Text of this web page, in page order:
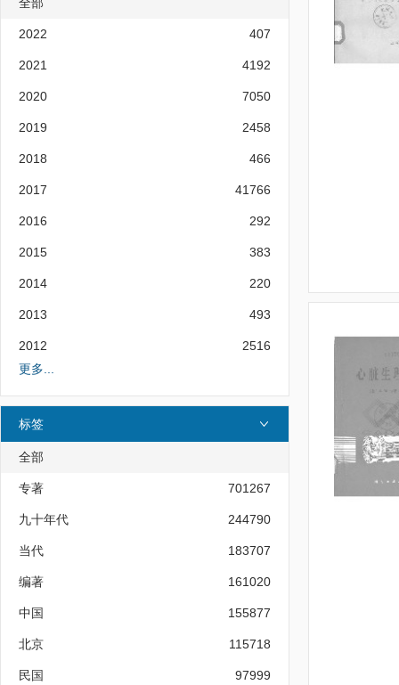
2022 407
2021 4192
2020 7050
2019 2458
2018 466
2017 41766
2016 292
2015 383
2014 220
2013 493
2012
2516
更多...
标签
全部
专著 701267
九十年代 244790
当代 183707
编著 161020
中国 155877
北京 115718
民国 97999